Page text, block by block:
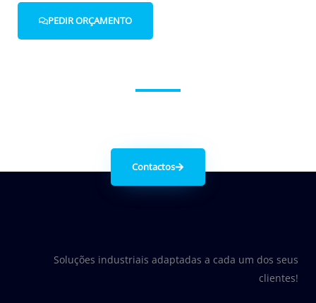
PEDIR ORÇAMENTO
Contactos
Soluções industriais adaptadas a cada um dos seus
clientes!